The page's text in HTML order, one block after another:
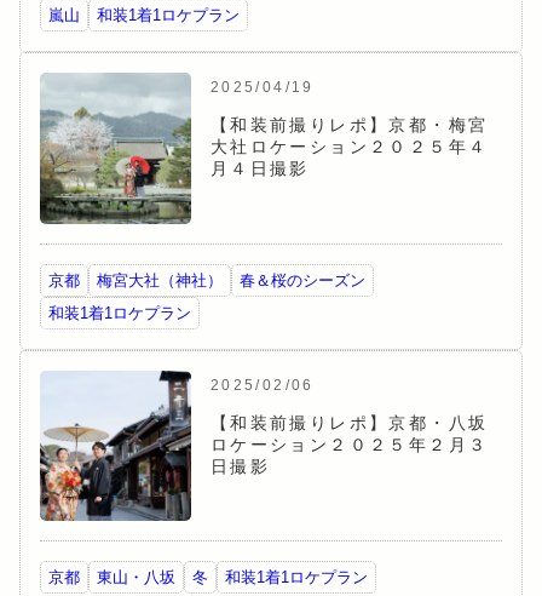
嵐山 和装1着1ロケプラン
2025/04/19
【和装前撮りレポ】京都・梅宮
大社ロケーション２０２５年４
月４日撮影
京都 梅宮大社（神社）
春＆桜のシーズン
和装1着1ロケプラン
2025/02/06
【和装前撮りレポ】京都・八坂
ロケーション２０２５年２月３
日撮影
京都 東山・八坂 冬 和装1着1ロケプラン